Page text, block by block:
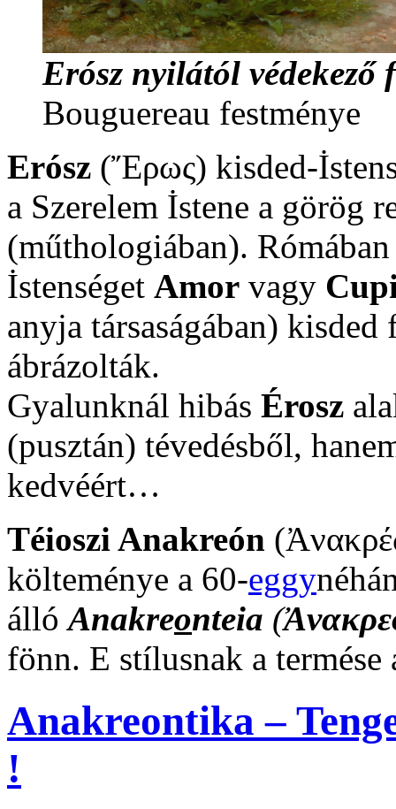
Erósz nyilától védekező
Bouguereau festménye
Erósz (Ἔρως) kisded-
a Szerelem İstene a görög
(műthologiában). Rómában
İstenséget Amor vagy
anyja társaságában)
ábrázolták.
Gyalunknál hibás Érosz
(pusztán) tévedésből,
kedvéért…
Téioszi Anakreón
költeménye a 60-eggy
állóAnakreonteia (
fönn. E stílusnak a termése
Anakreontika –
!